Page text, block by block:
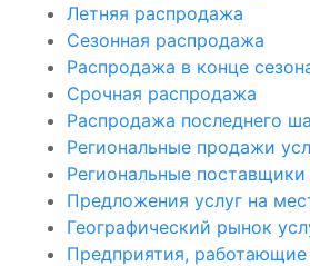
Летняя распродажа
Сезонная распродажа
Распродажа в конце
Срочная распродажа
Распродажа последнего
Региональные продажи
Региональные поставщики
Предложения услуг на
Географический рынок
Предприятия, работающие